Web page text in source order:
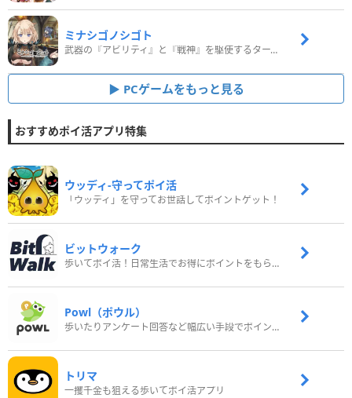
ミナシゴノシゴト
武器の『アビリティ』と『戦神』を駆使するターン制コマンドバトルRPG！
PCゲームをもっと見る
おすすめポイ活アプリ特集
ウッディ‐守ってポイ活
「ウッディ」を守ってお世話してポイントゲット！
ビットウォーク
歩いてポイ活！日常生活でお得にポイントをもらおう
Powl（ポウル）
歩いたりアンケート回答など幅広い手段でポイントをゲット
トリマ
一攫千金も狙える歩いてポイ活アプリ